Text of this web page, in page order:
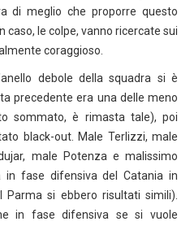
di meglio che proporre questo
caso, le colpe, vanno ricercate sui
coraggioso.
debole della squadra si è
precedente era una delle meno
sommato, è rimasta tale), poi
black-out. Male Terlizzi, male
male Potenza e malissimo
in fase difensiva del Catania in
si ebbero risultati simili).
in fase difensiva se si vuole